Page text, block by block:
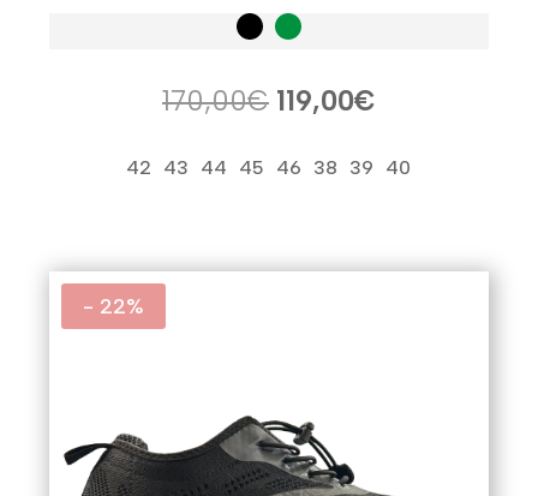
170,00€ El
original
119,00€El
actual
42 43 44 45 46 38 39 40
- 22%